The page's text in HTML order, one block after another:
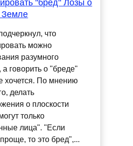
"бред" Лозы о
Земле
что
можно
разумного
а говорить о "бреде"
хочется. По мнению
делать
о плоскости
только
лица". "Если
то это бред",...